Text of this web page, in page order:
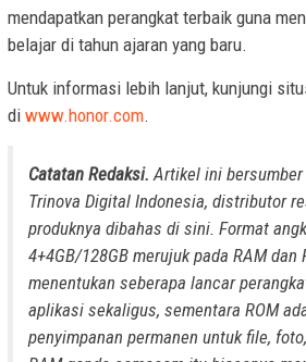
mendapatkan perangkat terbaik guna
belajar di tahun ajaran yang baru.
Untuk informasi lebih lanjut, kunjungi
di www.honor.com.
Catatan Redaksi. Artikel ini
Trinova Digital Indonesia, distributor
produknya dibahas di sini. Format
4+4GB/128GB merujuk pada RAM dan
menentukan seberapa lancar
aplikasi sekaligus, sementara ROM
penyimpanan permanen untuk file,